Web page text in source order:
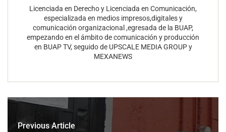
Licenciada en Derecho y Licenciada en Comunicación,
especializada en medios impresos,digitales y
comunicación organizacional ,egresada de la BUAP,
empezando en el ámbito de comunicación y producción
en BUAP TV, seguido de UPSCALE MEDIA GROUP y
MEXANEWS
Previous Article